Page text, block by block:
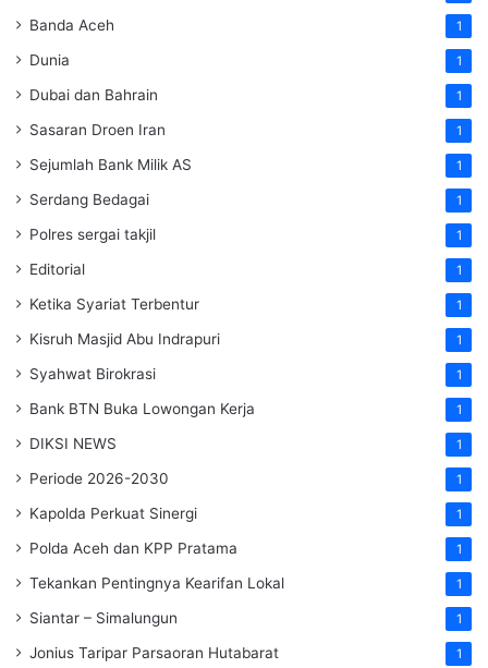
Banda Aceh 1
Dunia 1
Dubai dan Bahrain 1
Sasaran Droen Iran 1
Sejumlah Bank Milik AS 1
Serdang Bedagai 1
Polres sergai takjil 1
Editorial 1
Ketika Syariat Terbentur 1
Kisruh Masjid Abu Indrapuri 1
Syahwat Birokrasi 1
Bank BTN Buka Lowongan Kerja 1
DIKSI NEWS 1
Periode 2026-2030 1
Kapolda Perkuat Sinergi 1
Polda Aceh dan KPP Pratama 1
Tekankan Pentingnya Kearifan Lokal 1
Siantar – Simalungun 1
Jonius Taripar Parsaoran Hutabarat 1